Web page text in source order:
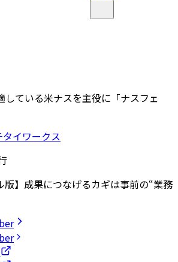
している米ナスを主役に「ナスフェ
版】成果につなげるカギは事前の“業務